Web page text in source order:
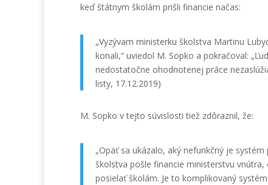
keď štátnym školám prišli financie načas:
„Vyzývam ministerku školstva Martinu
konali,“ uviedol M. Sopko a pokračoval:
nedostatočne ohodnotenej práce
listy, 17.12.2019)
M. Sopko v tejto súvislosti tiež zdôraznil, že:
„Opäť sa ukázalo, aký nefunkčný je
školstva pošle financie ministerstvu
posielať školám. Je to komplikovaný